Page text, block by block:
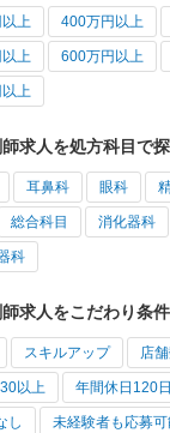
上 400万円以上
上 600万円以上
上
求人を処方科目で
耳鼻科 眼科
総合科目 消化器科
科
求人をこだわり条
スキルアップ 店
以上 年間休日120
し 未経験者も応募